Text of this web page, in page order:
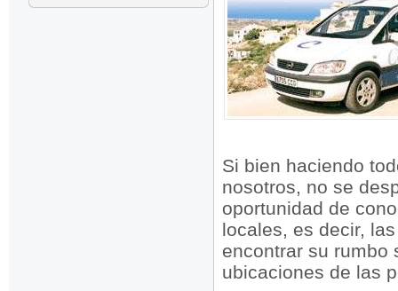
Si bien haciendo
nosotros, no se
oportunidad de
locales, es decir,
encontrar su rumbo
ubicaciones de las